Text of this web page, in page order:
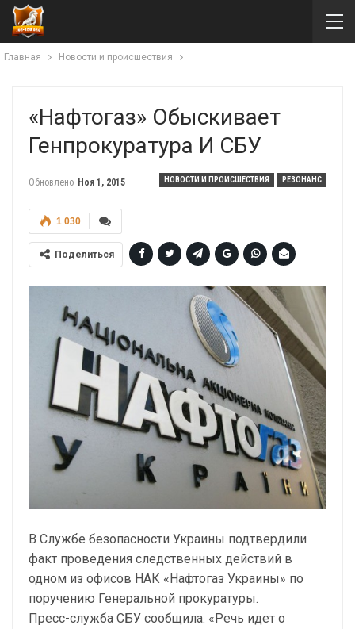
Главная Новости и происшествия
«Нафтогаз» Обыскивает
Генпрокуратура И СБУ
НОВОСТИ И ПРОИСШЕСТВИЯ РЕЗОНАНС
Обновлено Ноя 1, 2015
1 030
Поделиться
В Службе безопасности Украины подтвердили
факт проведения следственных действий в
одном из офисов НАК «Нафтогаз Украины» по
поручению Генеральной прокуратуры.
Пресс-служба СБУ сообщила: «Речь идет о